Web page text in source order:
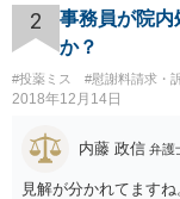
2
事務員が院内
か？
#投薬ミス #慰謝料請求・
2018年12月14日
内藤 政信 弁護
見解が分かれてます